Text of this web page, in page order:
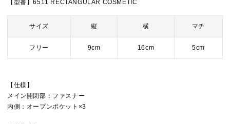
【型番】6511 RECTANGULAR COSMETIC
サイズ 縦 横 マチ
フリー 9cm 16cm 5cm
【仕様】
メイン開閉部：ファスナー
内側：オープンポケット×3